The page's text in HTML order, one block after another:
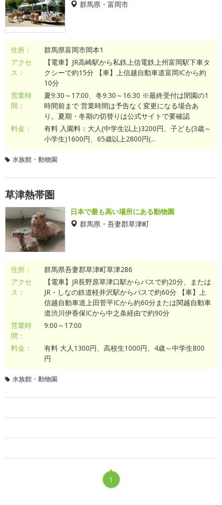
群馬県・富岡市
住所：
群馬県富岡市岡本1
アクセ
ス：
【電車】JR高崎駅から私鉄上信電鉄上州富岡駅下車タ
クシーで約15分 【車】上信越自動車道富岡ICから約
10分
営業時
間：
夏9:30～17:00、冬9:30～16:30 ※最終受付は閉園の1
時間前まで 営業時間は予告なく変更になる場合あ
り。夏期・冬期の切替りは公式サイトで要確認
料金：
有料 入園料：大人(中学生以上)3200円、子ども(3歳～
小学生)1600円、65歳以上2800円(...
水族館・動物園
草津熱帯圏
日本で最も高い場所にある動物園
群馬県・吾妻郡草津町
住所：
群馬県吾妻郡草津町草津286
アクセ
ス：
【電車】JR長野原草津口駅からバスで約20分、または
JR・しなの鉄道軽井沢駅からバスで約60分 【車】上
信越自動車道上田菅平ICから約60分または関越自動車
道渋川伊香保ICから中之条経由で約90分
営業時
間：
9:00～17:00
料金：
有料 大人1300円、高校生1000円、4歳～中学生800
円
水族館・動物園
1